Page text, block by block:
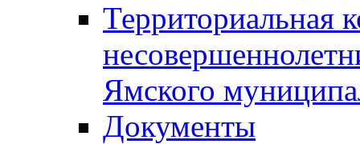
Территориальная
Ямского
Документы